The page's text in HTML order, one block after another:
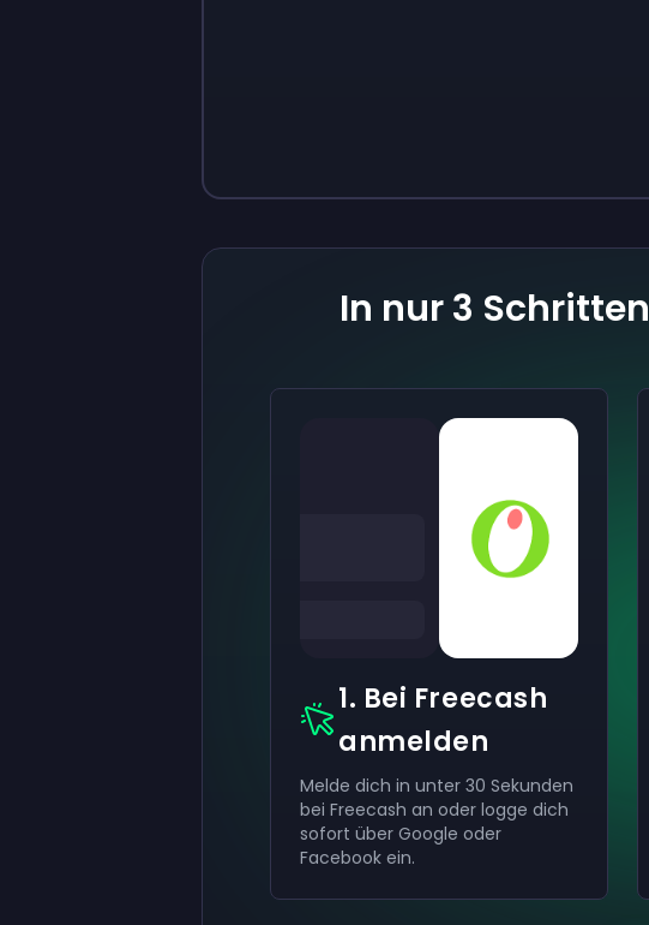
In nur 3 Schritten
1. Bei Freecash
anmelden
Melde dich in unter 30 Sekunden
bei Freecash an oder logge dich
sofort über Google oder
Facebook ein.